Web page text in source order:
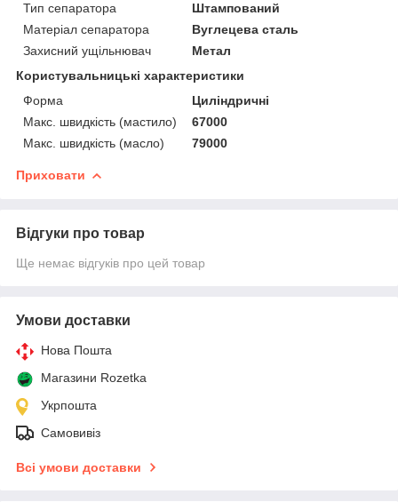
Тип сепаратора
Штампований
Матеріал сепаратора
Вуглецева сталь
Захисний ущільнювач
Метал
Користувальницькі характеристики
Форма
Циліндричні
Макс. швидкість (мастило)
67000
Макс. швидкість (масло)
79000
Приховати
Відгуки про товар
Ще немає відгуків про цей товар
Умови доставки
Нова Пошта
Магазини Rozetka
Укрпошта
Самовивіз
Всі умови доставки